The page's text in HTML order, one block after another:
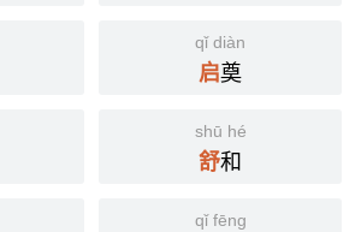
qǐ diàn
启奠
shū hé
舒和
qǐ fēng